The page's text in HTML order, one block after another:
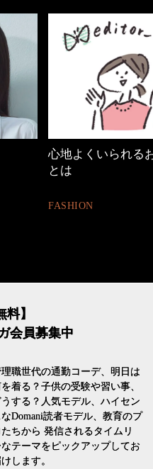
れ
優木まおみさん「
割。」
LIFESTYLE
料】
会員募集中
職世代の通勤コーデ、明日は
着る？子供の受験や習い事、
うする？人気モデル、ハイセン
なDomani読者モデル、教育のプ
たちから 発信されるタイムリ
なテーマをピックアップしてお
けします。